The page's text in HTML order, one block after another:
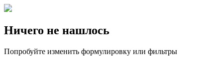
Ничего не нашлось
Попробуйте изменить формулировку или фильтры